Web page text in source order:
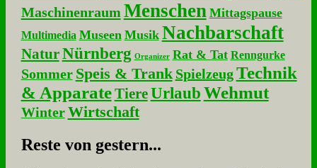
Maschinenraum Menschen Mittagspause
Multimedia Museen Musik Nachbarschaft
NaturNürnberg Organizer Rat & Tat Renngurke
Sommer Speis & Trank Spielzeug Technik
& Apparate Tiere UrlaubWehmut
Winter Wirtschaft
Re­ste von ge­stern...